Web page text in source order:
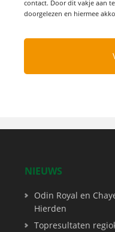
contact. Door dit vakje aan
doorgelezen en hiermee
NIEUWS
Odin Royal en
Hierden
Topresultaten